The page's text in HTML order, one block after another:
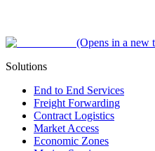
(Opens in a new
Solutions
End to End Services
Freight Forwarding
Contract Logistics
Market Access
Economic Zones